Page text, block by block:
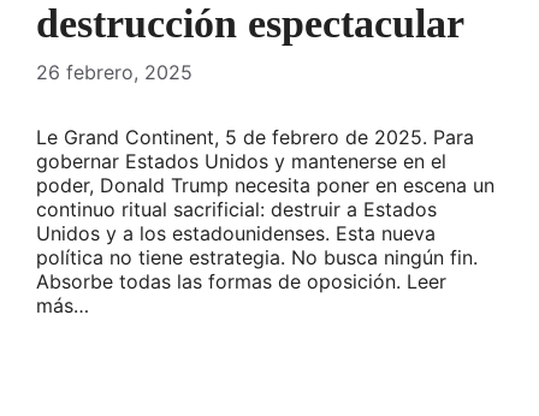
destrucción espectacular
26 febrero, 2025
Le Grand Continent, 5 de febrero de 2025. Para
gobernar Estados Unidos y mantenerse en el
poder, Donald Trump necesita poner en escena un
continuo ritual sacrificial: destruir a Estados
Unidos y a los estadounidenses. Esta nueva
política no tiene estrategia. No busca ningún fin.
Absorbe todas las formas de oposición. Leer
más…